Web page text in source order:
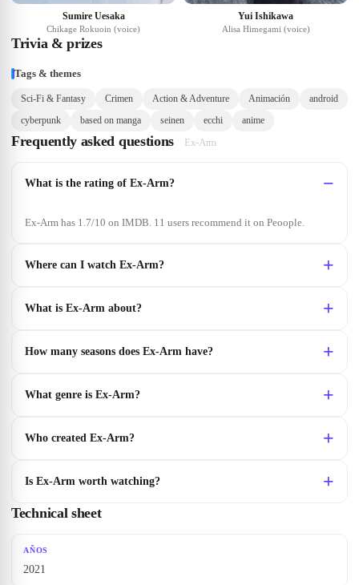
Sumire Uesaka
Chikage Rokuoin (voice)
Yui Ishikawa
Alisa Himegami (voice)
Trivia & prizes
Tags & themes
Sci-Fi & Fantasy Crimen Action & Adventure Animación
android
cyberpunk
based on manga seinen ecchi anime
Frequently asked questions Ex-Arm
What is the rating of Ex-Arm?
Ex-Arm has 1.7/10 on IMDB. 11 users recommend it on Peoople.
Where can I watch Ex-Arm?
What is Ex-Arm about?
How many seasons does Ex-Arm have?
What genre is Ex-Arm?
Who created Ex-Arm?
Is Ex-Arm worth watching?
Technical sheet
AÑOS
2021